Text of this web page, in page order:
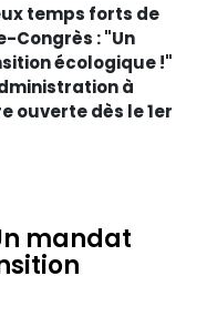
temps forts de
Congrès : "Un
écologique !"
à
ouverte dès le 1er
mandat